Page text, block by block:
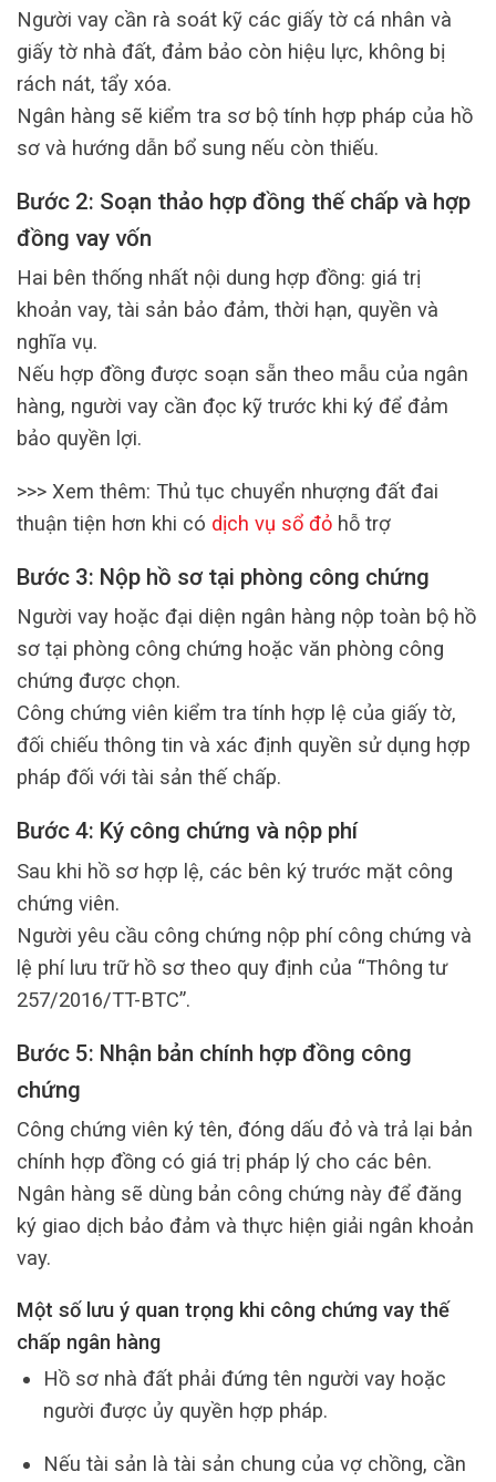
Người vay cần rà soát kỹ các giấy tờ cá nhân và
giấy tờ nhà đất, đảm bảo còn hiệu lực, không bị
rách nát, tẩy xóa.
Ngân hàng sẽ kiểm tra sơ bộ tính hợp pháp của hồ
sơ và hướng dẫn bổ sung nếu còn thiếu.
Bước 2: Soạn thảo hợp đồng thế chấp và hợp
đồng vay vốn
Hai bên thống nhất nội dung hợp đồng: giá trị
khoản vay, tài sản bảo đảm, thời hạn, quyền và
nghĩa vụ.
Nếu hợp đồng được soạn sẵn theo mẫu của ngân
hàng, người vay cần đọc kỹ trước khi ký để đảm
bảo quyền lợi.
>>> Xem thêm: Thủ tục chuyển nhượng đất đai
thuận tiện hơn khi có dịch vụ sổ đỏ hỗ trợ
Bước 3: Nộp hồ sơ tại phòng công chứng
Người vay hoặc đại diện ngân hàng nộp toàn bộ hồ
sơ tại phòng công chứng hoặc văn phòng công
chứng được chọn.
Công chứng viên kiểm tra tính hợp lệ của giấy tờ,
đối chiếu thông tin và xác định quyền sử dụng hợp
pháp đối với tài sản thế chấp.
Bước 4: Ký công chứng và nộp phí
Sau khi hồ sơ hợp lệ, các bên ký trước mặt công
chứng viên.
Người yêu cầu công chứng nộp phí công chứng và
lệ phí lưu trữ hồ sơ theo quy định của “Thông tư
257/2016/TT-BTC”.
Bước 5: Nhận bản chính hợp đồng công
chứng
Công chứng viên ký tên, đóng dấu đỏ và trả lại bản
chính hợp đồng có giá trị pháp lý cho các bên.
Ngân hàng sẽ dùng bản công chứng này để đăng
ký giao dịch bảo đảm và thực hiện giải ngân khoản
vay.
Một số lưu ý quan trọng khi công chứng vay thế
chấp ngân hàng
Hồ sơ nhà đất phải đứng tên người vay hoặc
người được ủy quyền hợp pháp.
Nếu tài sản là tài sản chung của vợ chồng, cần